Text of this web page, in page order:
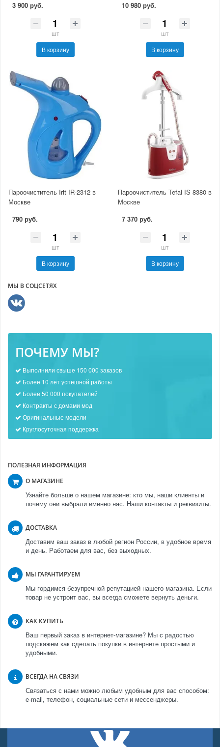
3 900 руб.
шт
В корзину
10 980 руб.
шт
В корзину
Пароочиститель Irit IR-2312 в
Москве
790 руб.
шт
В корзину
Пароочиститель Tefal IS 8380 в
Москве
7 370 руб.
шт
В корзину
МЫ В СОЦСЕТЯХ
ПОЧЕМУ МЫ?
Выполнили свыше 150 000 заказов
Более 10 лет успешной работы
Более 50 000 покупателей
Контракты с домами мод
Оригинальные модели
Круглосуточная поддержка
ПОЛЕЗНАЯ ИНФОРМАЦИЯ
О МАГАЗИНЕ
Узнайте больше о нашем магазине: кто мы, наши клиенты и
почему они выбрали именно нас. Наши контакты и реквизиты.
ДОСТАВКА
Доставим ваш заказ в любой регион России, в удобное время
и день. Работаем для вас, без выходных.
МЫ ГАРАНТИРУЕМ
Мы гордимся безупречной репутацией нашего магазина. Если
товар не устроит вас, вы всегда сможете вернуть деньги.
КАК КУПИТЬ
Ваш первый заказ в интернет-магазине? Мы с радостью
подскажем как сделать покупки в интернете простыми и
удобными.
ВСЕГДА НА СВЯЗИ
Связаться с нами можно любым удобным для вас способом:
e-mail, телефон, социальные сети и мессенджеры.